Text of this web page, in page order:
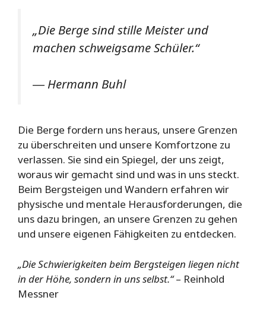
„Die Berge sind stille Meister und
machen schweigsame Schüler.“
― Hermann Buhl
Die Berge fordern uns heraus, unsere Grenzen
zu überschreiten und unsere Komfortzone zu
verlassen. Sie sind ein Spiegel, der uns zeigt,
woraus wir gemacht sind und was in uns steckt.
Beim Bergsteigen und Wandern erfahren wir
physische und mentale Herausforderungen, die
uns dazu bringen, an unsere Grenzen zu gehen
und unsere eigenen Fähigkeiten zu entdecken.
„Die Schwierigkeiten beim Bergsteigen liegen nicht
in der Höhe, sondern in uns selbst.“– Reinhold
Messner